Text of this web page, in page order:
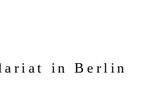
in Berlin